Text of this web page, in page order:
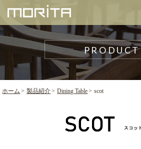
PRODUCT
ホーム 製品紹介 Dining Table scot